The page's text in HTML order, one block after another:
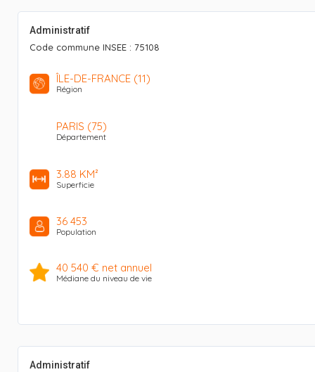
Administratif
Code commune INSEE : 75108
ÎLE-DE-FRANCE (11)
Région
PARIS (75)
Département
3.88 KM²
Superficie
36 453
Population
40 540 € net annuel
Médiane du niveau de vie
Administratif